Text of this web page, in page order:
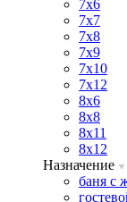
7х6
7х7
7х8
7х9
7х10
7х12
8х6
8х8
8х11
8х12
Назначение
баня с